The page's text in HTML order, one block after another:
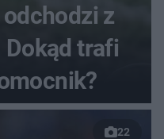
z
Dokąd trafi
22